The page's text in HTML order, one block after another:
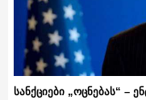
სანქციები „ოცნებას“ –